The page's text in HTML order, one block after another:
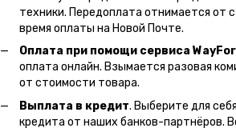
техники. Передоплата отнимается от
время оплаты на Новой Почте.
Оплата при помощи сервиса
оплата онлайн. Взымается разовая
от стоимости товара.
Выплата в кредит. Выберите для
кредита от наших банков-партнёров.